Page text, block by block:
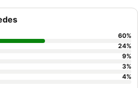
o profissionalismo e a
mais tranquila, os hóspedes
um quarto num andar superior para
isolamento acústico eficaz.
60%
24%
9%
3%
4%